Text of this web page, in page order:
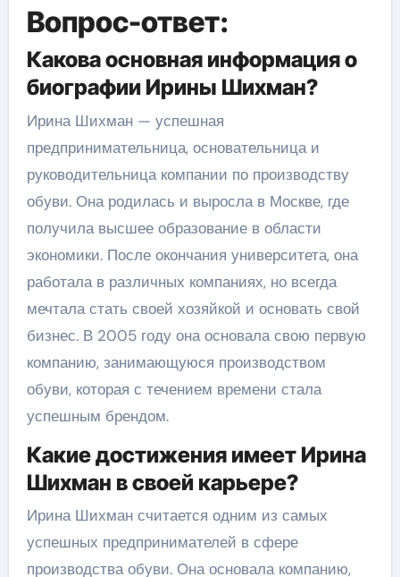
Вопрос-ответ:
Какова основная информация о
биографии Ирины Шихман?
Ирина Шихман — успешная
предпринимательница, основательница и
руководительница компании по производству
обуви. Она родилась и выросла в Москве, где
получила высшее образование в области
экономики. После окончания университета, она
работала в различных компаниях, но всегда
мечтала стать своей хозяйкой и основать свой
бизнес. В 2005 году она основала свою первую
компанию, занимающуюся производством
обуви, которая с течением времени стала
успешным брендом.
Какие достижения имеет Ирина
Шихман в своей карьере?
Ирина Шихман считается одним из самых
успешных предпринимателей в сфере
производства обуви. Она основала компанию,